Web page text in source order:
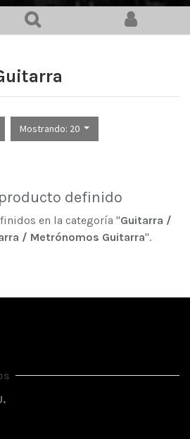
Mostrando: 20
definido
en la categoría "Guitarra /
/ Metrónomos Guitarra".